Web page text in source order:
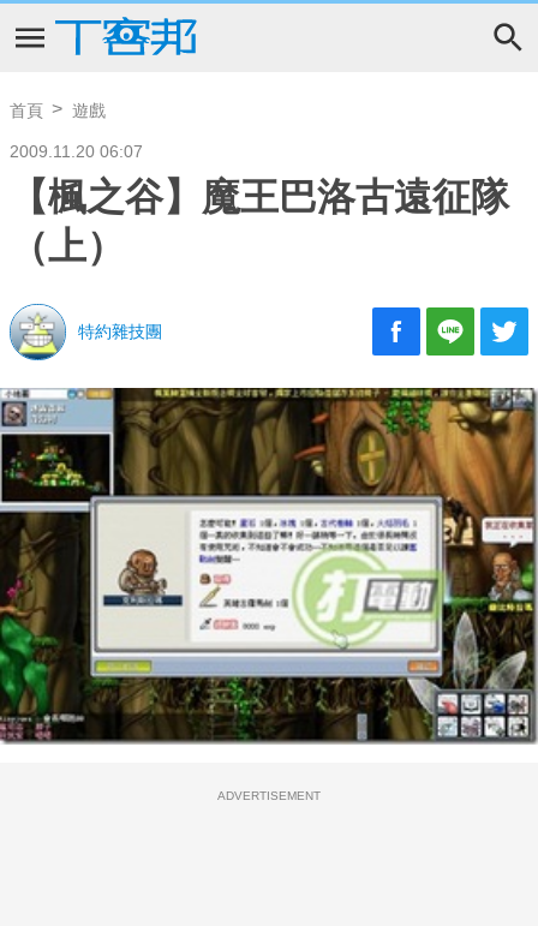
首頁 遊戲
2009.11.20 06:07
【楓之谷】魔王巴洛古遠征隊
（上）
特約雜技團
ADVERTISEMENT